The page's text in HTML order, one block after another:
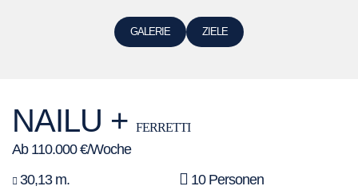
GALERIE ZIELE
NAILU + FERRETTI
Ab 110.000 €/Woche
30,13 m.
10 Personen